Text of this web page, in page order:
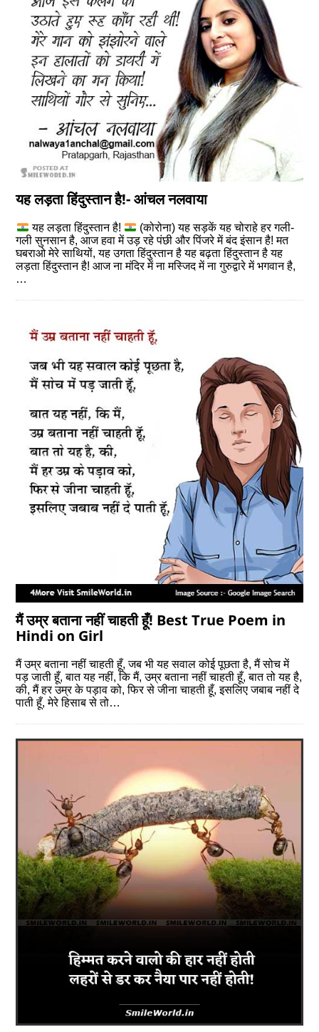
यह लड़ता हिंदुस्तान है!- आंचल नलवाया
यह लड़ता हिंदुस्तान है!
(कोरोना) यह सड़कें यह चोराहे हर गली-
गली सुनसान है, आज हवा में उड़ रहे पंछी और पिंजरे में बंद इंसान है! मत
घबराओ मेरे साथियों, यह उगता हिंदुस्तान है यह बढ़ता हिंदुस्तान है यह
लड़ता हिंदुस्तान है! आज ना मंदिर में ना मस्जिद में ना गुरुद्वारे में भगवान है,
…
मैं उम्र बताना नहीं चाहती हूँ! Best True Poem in
Hindi on Girl
मैं उम्र बताना नहीं चाहती हूँ, जब भी यह सवाल कोई पूछता है, मैं सोच में
पड़ जाती हूँ, बात यह नहीं, कि मैं, उम्र बताना नहीं चाहती हूँ, बात तो यह है,
की, मैं हर उम्र के पड़ाव को, फिर से जीना चाहती हूँ, इसलिए जबाब नहीं दे
पाती हूँ, मेरे हिसाब से तो…